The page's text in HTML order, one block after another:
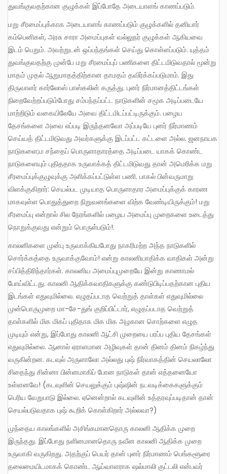
துவங்குவதற்கான குழுக்கள் இப்போதே அடையாளங் காணப்படும்.
மறு சீரமைப்புக்காக அடையாளங் காணப்படும் குழுக்களில் தனியார்
கம்பெனிகள், அரசு சாரா அமைப்புகள் வல்லுநர் குழுக்கள் ஆகியவை
இடம் பெறும். அவற்றுடன் ஒப்பந்தங்கள் செய்து கொள்ளப்படும். யுத்தம்
துவங்குவதற்கு முன்பே மறு சீரமைப்புப் பணிகளை திட்டமிடுவதால் மூன்று
மாதம் முதல் ஆறுமாதத்திற்கான தாமதம் தவிர்க்கப்படுமாம். இது
திருவாளர் கார்லோஸ் பாஸ்கலின் கருத்து. புனர் நிர்மானத்திட்டங்கள்
நிறைவேற்றப்படும்போது சம்பந்தப்பட்ட நாடுகளின் சமூக அடிப்படையே
மாற்றிடும் வகையிலேயே அவை திட்டமிடப்பட்டிருக்கும். பழைய
தேசங்களை அவை எப்படி இருந்தனவோ அப்படியே புனர் நிர்மாணம்
செய்யத் திட்டமிடுவது அவர்களுக்கு இடப்பட்ட கட்டளை அல்ல. ஜனநாயக
நாடுகளை;ம சந்தைப் பொருளாதாரத்தை அடிப்படை யாகக் கொண்ட
நாடுகளையும் புதிததாக உருவாக்கத் திட்டமிடுவது தான் அமெரிக்க மறு
சீரமைப்புக்குழுவுக்கு அளிக்கப்பட்டுள்ள பணி. பாகல் பின்வருமாறு
விளக்குகிறார்: செயல்பட முடியாத பொருளாதார அமைப்புக்குக் காரண
மாகவுள்ள பொதுத்துறை நிறுவனங்களை விற்க வேண்டியிருக்கும்! மறு
சீரமைப்பு என்றால் சில நேரங்களில் பழைய அமைப்பு முறைகளை உடைத்து
நொறுக்குவது என்றும் பொருள்படும்!.
காலனிகளை முன்பு உருவாக்கியபோது நாகரிமற்ற அந்த நாடுகளில்
சொர்க்கத்தை உருவாக்குவோம்! என்று காலனியாதிக்க வாதிகள் அன்று
சப்பித்திரிந்தார்கள். காலனிய அமைப்புமுறையே இன்று காணாமல்
போய்விட்டது. காலனி ஆதிக்கவாதிகளுக்கு கண்டுபிடிப்பதற்கான புதிய
இடங்கள் எதுவுமில்லை. எழுதப்படாத வெற்றுத் தாள்கள் எதுவுமில்லை
முன்பொருமுறை மா-சே-துங் குறிப்பிட்டார், எழுதப்படாத வெற்றுத்
தாள்களில் மிக மிகப் புதிதாக மிக மிக அழகான சொற்களை எழுத
முடியும் என்று, இப்போது காலனி ஆட்சி முறையை பரப்ப புதிய தேசங்கள்
எதுவுமில்லை. ஆனால் ஏராளமான அழிவுகள் தான் தினம் தினம் நிகழ்ந்து
வருகின்றன. கடவுல் அருளாலோ அல்லது புஷ் நிர்வாகத்தின் செயலாலோ
சிதைந்து சின்னா பின்னமாகிப் போன நாடுகள் தான் எத்தனையோ
உள்ளனவே! (கடவுளின் செயலுக்கும் புஷ்ஷின் நடவடிக்கைகளுக்கும்
பெரிய வேறுபாடு இல்லை. ஏனென்றால் கடவுளின் உத்தரவுப்படிதான் தான்
செயல்படுவதாக புஷ் கூறிக் கொள்கிறார் அல்லவா?)
முந்தைய காலங்களில் அசிங்கமானதொரு காலனி ஆதிக்க முறை
இருந்தது. இப்போது நளினமானதொரு நவீன காலனி ஆதிக்க முறை
உருவாகி வருகிறது. அதற்குப் பெயர் தான் புனர் நிர்மாணம் பெங்களூரை
தலைமையிடமாகக் கொண்ட ஆய்வாளராக ஷல்மாலி குட்டலி என்பவர்